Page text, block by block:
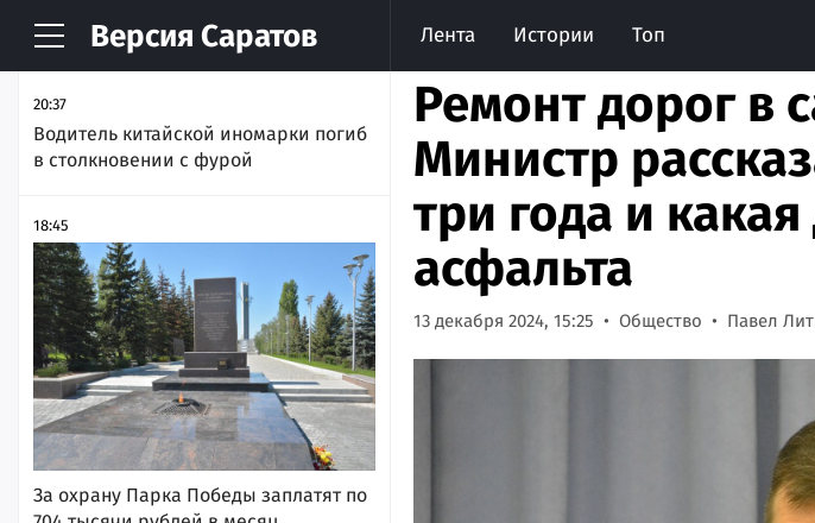
Версия Саратов Лента Истории Топ
НОВОСТИ АРХИВ
20:37
Водитель китайской иномарки погиб
в столкновении с фурой
18:45
За охрану Парка Победы заплатят по
Ремонт дорог в
Министр
три года и
асфальта
13 декабря 2024, 15:25 Общество Павел